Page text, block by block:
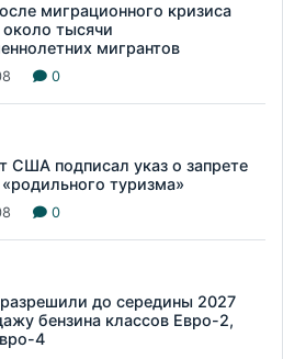
миграционного кризиса
тысячи
мигрантов
0
США подписал указ о запрете
туризма»
0
до середины 2027
бензина классов Евро-2,
4